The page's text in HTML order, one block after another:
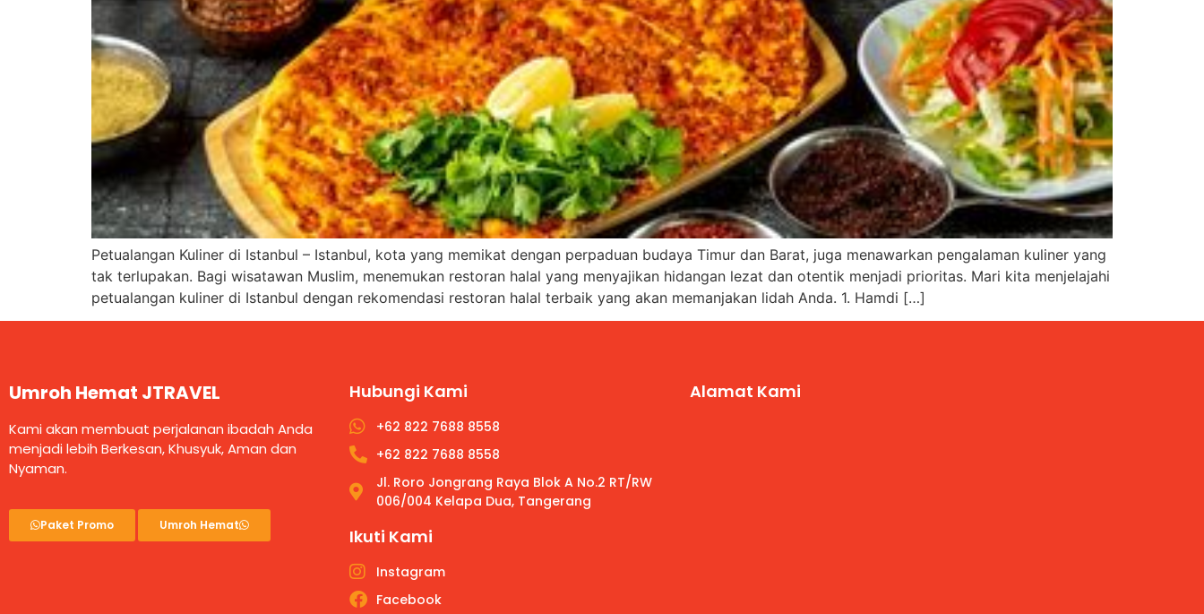
Petualangan Kuliner di Istanbul – Istanbul, kota yang memikat dengan perpaduan budaya Timur dan Barat, juga menawarkan pengalaman kuliner yang
tak terlupakan. Bagi wisatawan Muslim, menemukan restoran halal yang menyajikan hidangan lezat dan otentik menjadi prioritas. Mari kita menjelajahi
petualangan kuliner di Istanbul dengan rekomendasi restoran halal terbaik yang akan memanjakan lidah Anda. 1. Hamdi […]
Umroh Hemat JTRAVEL
Kami akan membuat perjalanan ibadah Anda
menjadi lebih Berkesan, Khusyuk, Aman dan
Nyaman.
Paket Promo Umroh Hemat
Hubungi Kami
+62 822 7688 8558
+62 822 7688 8558
Jl. Roro Jongrang Raya Blok A No.2 RT/RW
006/004 Kelapa Dua, Tangerang
Ikuti Kami
Instagram
Facebook
Alamat Kami